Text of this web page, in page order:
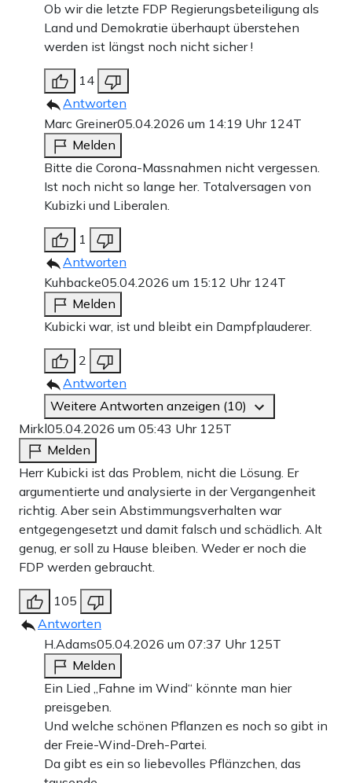
Ob wir die letzte FDP Regierungsbeteiligung als
Land und Demokratie überhaupt überstehen
werden ist längst noch nicht sicher !
14
Antworten
Marc Greiner05.04.2026 um 14:19 Uhr 124T
Melden
Bitte die Corona-Massnahmen nicht vergessen.
Ist noch nicht so lange her. Totalversagen von
Kubizki und Liberalen.
1
Antworten
Kuhbacke05.04.2026 um 15:12 Uhr 124T
Melden
Kubicki war, ist und bleibt ein Dampfplauderer.
2
Antworten
Weitere Antworten anzeigen (10)
Mirkl05.04.2026 um 05:43 Uhr 125T
Melden
Herr Kubicki ist das Problem, nicht die Lösung. Er
argumentierte und analysierte in der Vergangenheit
richtig. Aber sein Abstimmungsverhalten war
entgegengesetzt und damit falsch und schädlich. Alt
genug, er soll zu Hause bleiben. Weder er noch die
FDP werden gebraucht.
105
Antworten
H.Adams05.04.2026 um 07:37 Uhr 125T
Melden
Ein Lied „Fahne im Wind“ könnte man hier
preisgeben.
Und welche schönen Pflanzen es noch so gibt in
der Freie-Wind-Dreh-Partei.
Da gibt es ein so liebevolles Pflänzchen, das